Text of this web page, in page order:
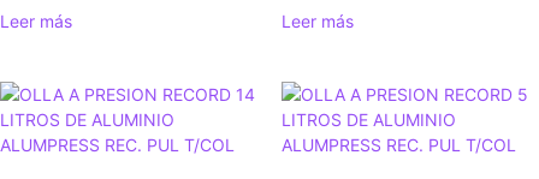
Leer más Leer más